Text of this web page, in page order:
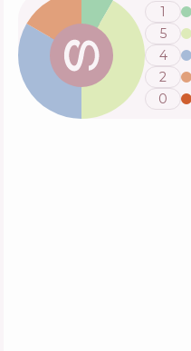
1
5
4
2
0